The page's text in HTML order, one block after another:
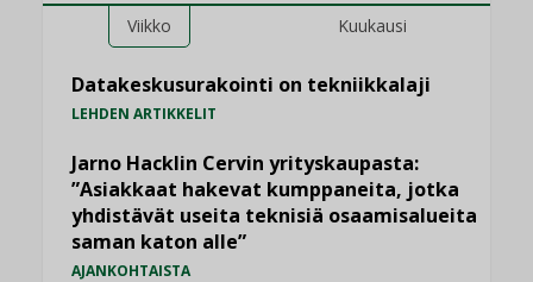
Viikko Kuukausi
Datakeskusurakointi on tekniikkalaji
LEHDEN ARTIKKELIT
Jarno Hacklin Cervin yrityskaupasta:
”Asiakkaat hakevat kumppaneita, jotka
yhdistävät useita teknisiä osaamisalueita
saman katon alle”
AJANKOHTAISTA